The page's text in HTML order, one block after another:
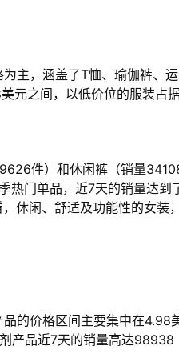
主，涵盖了T恤、瑜伽裤、
元之间，以低价位的服装占
件）和休闲裤（销量
热门单品，近7天的销量达到
休闲、舒适及功能性的女装，
的价格区间主要集中在4.98
产品近7天的销量高达98938